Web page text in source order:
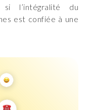
si l’intégralité du
est confiée à une